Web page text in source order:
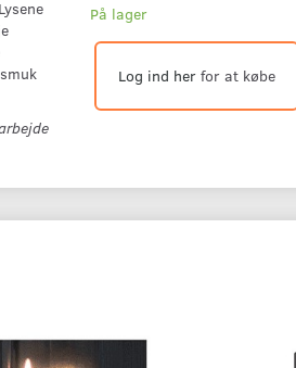
På lager
Log ind her for at købe